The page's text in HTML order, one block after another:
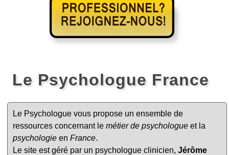
Le Psychologue France
Le Psychologue vous propose un ensemble de
ressources concernant lemétier de psychologue et la
psychologie enFrance.
Le site est géré par un psychologue clinicien,Jérôme